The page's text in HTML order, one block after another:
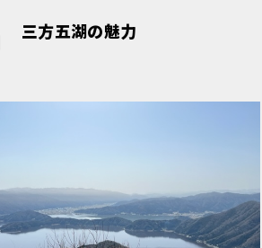
三方五湖の魅力